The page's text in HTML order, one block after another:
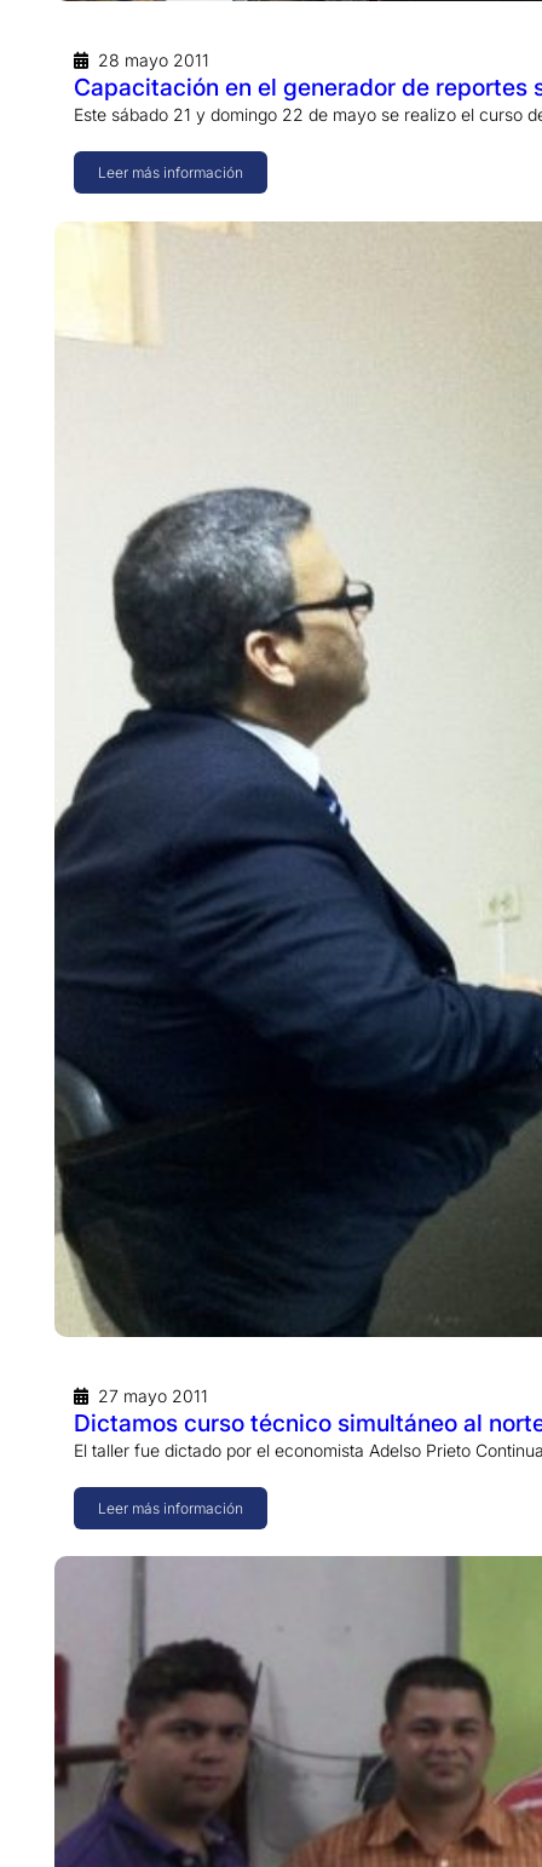
28 mayo 2011
Capacitación en el generador de reportes
Este sábado 21 y domingo 22 de mayo se realizo el curso
Leer más información
27 mayo 2011
Dictamos curso técnico simultáneo al
El taller fue dictado por el economista Adelso Prieto
Leer más información